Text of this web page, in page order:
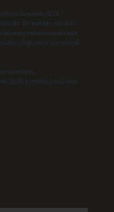
Kurumu (BTK)
Bu nedenle, sitedeki
bulunmamaktadır.
olup, siteye üye olarak
içerikleri,
ilgili içerikler yasal süre